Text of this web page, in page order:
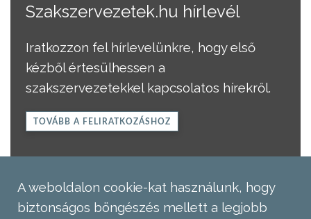
Szakszervezetek.hu hírlevél
Iratkozzon fel hírlevelünkre, hogy első
kézből értesülhessen a
szakszervezetekkel kapcsolatos hírekről.
TOVÁBB A FELIRATKOZÁSHOZ
A weboldalon cookie-kat használunk, hogy
biztonságos böngészés mellett a legjobb